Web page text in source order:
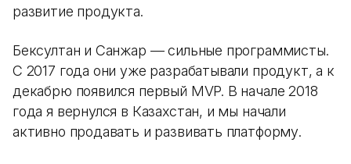
развитие продукта.
Бексултан и Санжар — сильные программисты.
С 2017 года они уже разрабатывали продукт, а к
декабрю появился первый MVP. В начале 2018
года я вернулся в Казахстан, и мы начали
активно продавать и развивать платформу.